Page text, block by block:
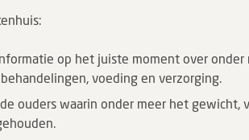
op het juiste moment over onder
voeding en verzorging.
ouders waarin onder meer het gewicht,